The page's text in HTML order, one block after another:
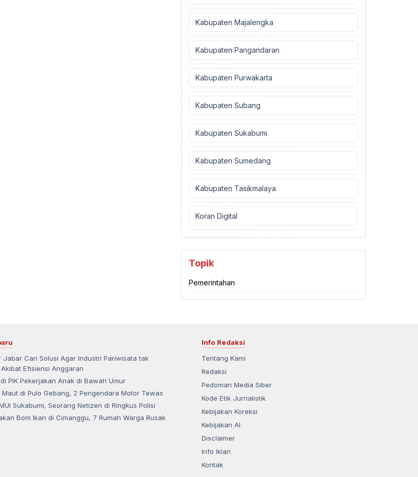
Kabupaten Majalengka
Kabupaten Pangandaran
Kabupaten Purwakarta
Kabupaten Subang
Kabupaten Sukabumi
Kabupaten Sumedang
Kabupaten Tasikmalaya
Koran Digital
Topik
Pemerintahan
Jabar Cari Solusi Agar Industri Pariwisata tak
Efisiensi Anggaran
PIK Pekerjakan Anak di Bawah Umur
Maut di Pulo Gebang, 2 Pengendara Motor Tewas
Sukabumi, Seorang Netizen di Ringkus Polisi
Bom Ikan di Cimanggu, 7 Rumah Warga Rusak
Info Redaksi
Tentang Kami
Redaksi
Pedoman Media Siber
Kode Etik Jurnalistik
Kebijakan Koreksi
Kebijakan AI
Disclaimer
Info Iklan
Kontak